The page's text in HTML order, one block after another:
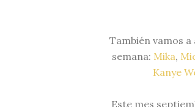
También vamos
semana: Mika,
Kanye
Este mes